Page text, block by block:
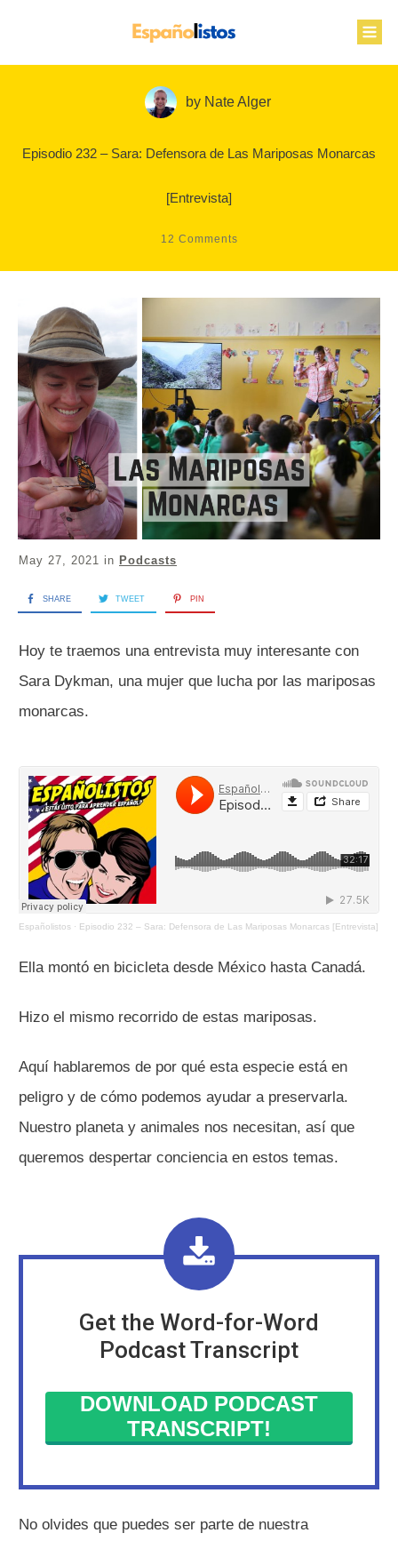
by Nate Alger
Episodio 232 – Sara: Defensora de Las Mariposas Monarcas
[Entrevista]
12 Comments
May 27, 2021 in Podcasts
SHARE TWEET PIN
Hoy te traemos una entrevista muy interesante con
Sara Dykman, una mujer que lucha por las mariposas
monarcas.
Españolistos · Episodio 232 – Sara: Defensora de Las Mariposas Monarcas [Entrevista]
Ella montó en bicicleta desde México hasta Canadá.
Hizo el mismo recorrido de estas mariposas.
Aquí hablaremos de por qué esta especie está en
peligro y de cómo podemos ayudar a preservarla.
Nuestro planeta y animales nos necesitan, así que
queremos despertar conciencia en estos temas.
Get the Word-for-Word
Podcast Transcript
DOWNLOAD PODCAST
TRANSCRIPT!
No olvides que puedes ser parte de nuestra